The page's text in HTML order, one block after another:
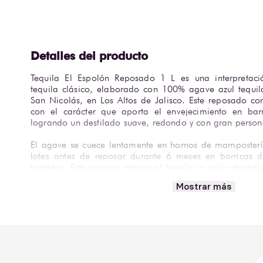
Tequila El Espolón Reposado 1 L es una
tequila clásico, elaborado con 100% agave azul
San Nicolás, en Los Altos de Jalisco. Este reposado
con el carácter que aporta el envejecimiento en
logrando un destilado suave, redondo y con gran
El agave se cuece lentamente en hornos de
lotes antes de reposar durante 6 meses en barricas
tostadas. Este proceso otorga al tequila un color
boca es aterciopelado, con un balance perfecto entre
Mostrar más